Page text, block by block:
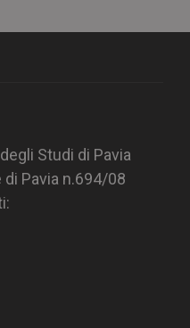
Studi di Pavia
Pavia n.694/08